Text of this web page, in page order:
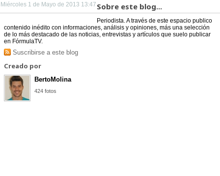
Miércoles 1 de Mayo de 2013 13:47 Sobre este blog...
Periodista. A través de este espacio publico
contenido inédito con informaciones, análisis y opiniones, más una selección
de lo más destacado de las noticias, entrevistas y artículos que suelo publicar
en FórmulaTV.
Suscribirse a este blog
Creado por
BertoMolina
424 fotos